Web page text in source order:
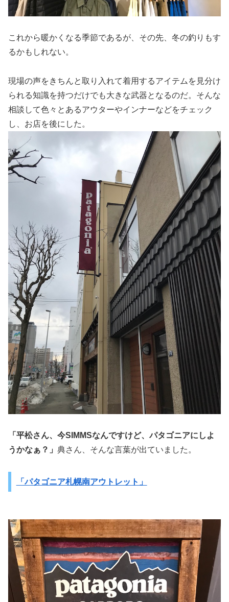
これから暖かくなる季節であるが、その先、冬の釣りもす
るかもしれない。
現場の声をきちんと取り入れて着用するアイテムを見分け
られる知識を持つだけでも大きな武器となるのだ。そんな
相談して色々とあるアウターやインナーなどをチェック
し、お店を後にした。
「平松さん、今SIMMSなんですけど、パタゴニアにしよ
うかなぁ？」 典さん、そんな言葉が出ていました。
「パタゴニア札幌南アウトレット」